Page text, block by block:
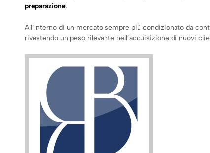
preparazione.
All’interno di un mercato sempre più condizionato da
rivestendo un peso rilevante nell’acquisizione di nuovi